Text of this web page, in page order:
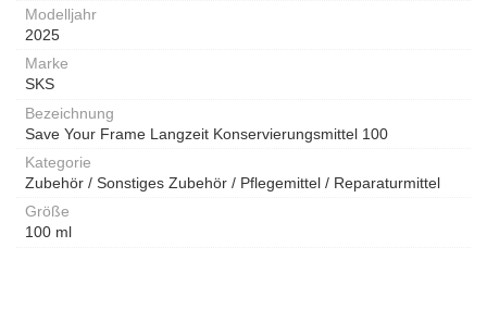
Modelljahr
2025
Marke
SKS
Bezeichnung
Save Your Frame Langzeit Konservierungsmittel 100
Kategorie
Zubehör / Sonstiges Zubehör / Pflegemittel / Reparaturmittel
Größe
100 ml